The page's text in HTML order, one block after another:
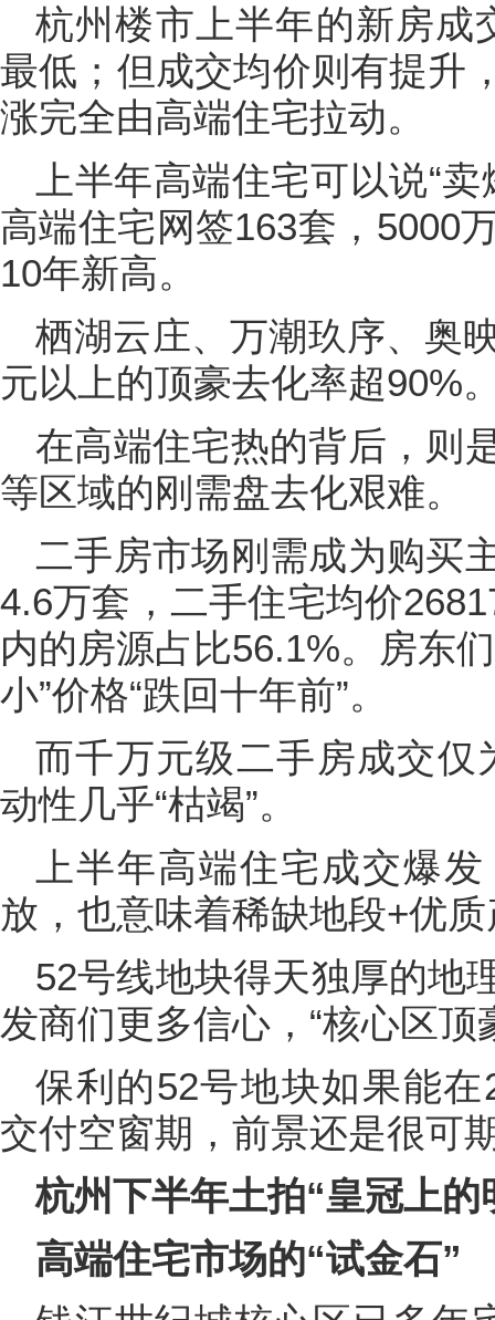
杭州楼市上半年的新房成
最低；但成交均价则有提升
涨完全由高端住宅拉动。
上半年高端住宅可以说“
高端住宅网签163套，5000
10年新高。
栖湖云庄、万潮玖序、奥
元以上的顶豪去化率超90%
在高端住宅热的背后，则
等区域的刚需盘去化艰难。
二手房市场刚需成为购买
4.6万套，二手住宅均价
内的房源占比56.1%。房东
小”价格“跌回十年前”。
而千万元级二手房成交仅
动性几乎“枯竭”。
上半年高端住宅成交爆
放，也意味着稀缺地段+优
52号线地块得天独厚的地
发商们更多信心，“核心区顶
保利的52号地块如果能
交付空窗期，前景还是很可
杭州下半年土拍“皇冠上的
高端住宅市场的“试金石”